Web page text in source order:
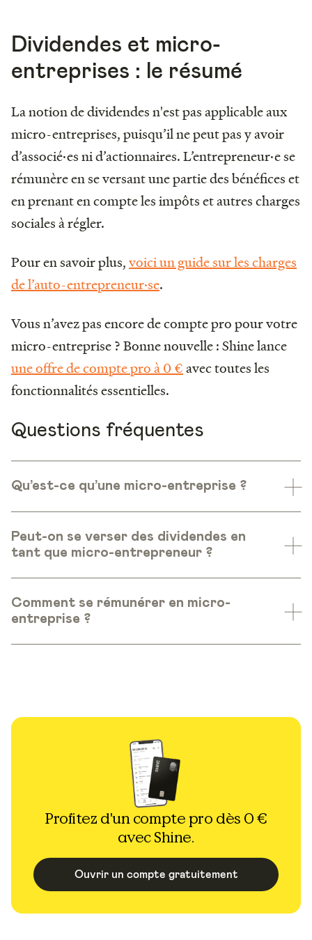
Dividendes et micro-
entreprises : le résumé
La notion de dividendes n'est pas applicable aux
micro-entreprises, puisqu’il ne peut pas y avoir
d’associé·es ni d’actionnaires. L’entrepreneur·e se
rémunère en se versant une partie des bénéfices et
en prenant en compte les impôts et autres charges
sociales à régler.
Pour en savoir plus,voici un guide sur les charges
de l’auto-entrepreneur·se.
Vous n’avez pas encore de compte pro pour votre
micro-entreprise ? Bonne nouvelle : Shine lance
une offre de compte pro à 0 €avec toutes les
fonctionnalités essentielles.
Questions fréquentes
Qu’est-ce qu’une micro-entreprise ?
Peut-on se verser des dividendes en
tant que micro-entrepreneur ?
Comment se rémunérer en micro-
entreprise ?
Profitez d'un compte pro dès 0 €
avec Shine.
Ouvrir un compte gratuitement